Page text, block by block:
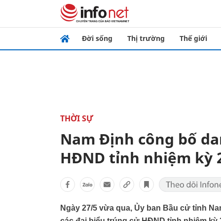
Đời sống Thị trường Thế giới
THỜI SỰ
Nam Định công bố
HĐND tỉnh nhiệm kỳ
Ngày 27/5 vừa qua, Ủy ban Bầu cử tỉnh